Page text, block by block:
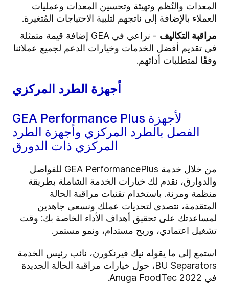
المعدات والنُظم وتهيئة وتحسين المعدات وعمليات
العملاء بالإضافة إلى ناتجهم لتلبية الاحتياجات المُتغيرة.
مراقبة التكاليف
- نراعي في GEA إضافة قيمة متمثلة
في تقديم أفضل الخدمات وخيارات الدعم لجميع عملائنا
وفقًا لمتطلبات أدائهم.
أجهزة الطرد المركزي
GEA Performance Plus لأجهزة
الفصل بالطرد المركزي وأجهزة الطرد
المركزي ذات الدورق
من خلال خدمة GEA PerformancePlus للفواصل
والدوارق، نقدم لك خيارات الخدمة الشاملة بطريقة
منظمة ومرنة. باستخدام تقنيات مراقبة الحالة
المتقدمة، نتصدى لتحديات عملك ونسعى جاهدين
لمساعدتك على تحقيق أهداف الأداء الخاصة بك: وقت
تشغيل اعتمادي، وربح مستدام، ونمو مستمر.
استمع إلى ما يقوله نيك فيرنكورن، نائب رئيس الخدمة
BU Separators، حول خيارات مراقبة الحالة الجديدة
في Anuga FoodTec 2022.